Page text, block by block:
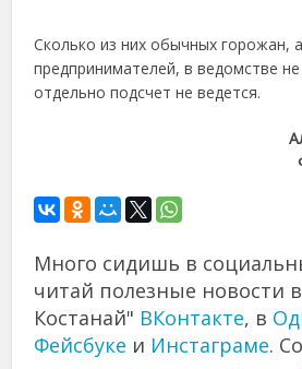
Сколько из них обычных горожан,
предпринимателей, в ведомстве
отдельно подсчет не ведется.
Много сидишь в
читай полезные новости
Костанай" ВКонтакте, в
Фейсбуке и Инстаграме.